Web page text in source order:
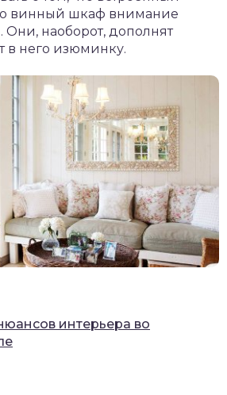
винный шкаф внимание
Они, наоборот, дополнят
в него изюминку.
интерьера во